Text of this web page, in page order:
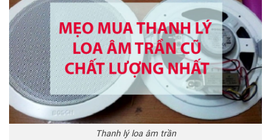
Thanh lý loa âm trần